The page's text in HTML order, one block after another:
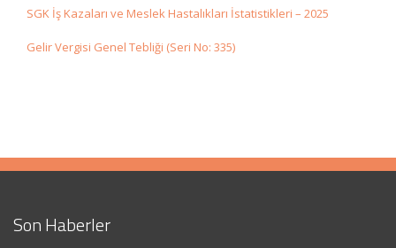
SGK İş Kazaları ve Meslek Hastalıkları İstatistikleri – 2025
Gelir Vergisi Genel Tebliği (Seri No: 335)
Son Haberler